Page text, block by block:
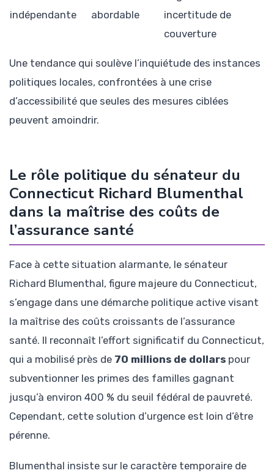
indépendante
abordable
incertitude de
couverture
Une tendance qui soulève l’inquiétude des instances
politiques locales, confrontées à une crise
d’accessibilité que seules des mesures ciblées
peuvent amoindrir.
Le rôle politique du sénateur du
Connecticut Richard Blumenthal
dans la maîtrise des coûts de
l’assurance santé
Face à cette situation alarmante, le sénateur
Richard Blumenthal, figure majeure du Connecticut,
s’engage dans une démarche politique active visant
la maîtrise des coûts croissants de l’assurance
santé. Il reconnaît l’effort significatif du Connecticut,
qui a mobilisé près de 70 millions de dollars pour
subventionner les primes des familles gagnant
jusqu’à environ 400 % du seuil fédéral de pauvreté.
Cependant, cette solution d’urgence est loin d’être
pérenne.
Blumenthal insiste sur le caractère temporaire de